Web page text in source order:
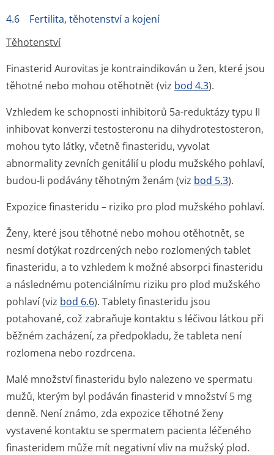
4.6 Fertilita, těhotenství a kojení
Těhotenství
Finasterid Aurovitas je kontraindikován u žen, které jsou
těhotné nebo mohou otěhotnět (viz bod 4.3).
Vzhledem ke schopnosti inhibitorů 5a-reduktázy typu II
inhibovat konverzi testosteronu na dihydrotestosteron,
mohou tyto látky, včetně finasteridu, vyvolat
abnormality zevních genitálií u plodu mužského pohlaví,
budou-li podávány těhotným ženám (viz bod 5.3).
Expozice finasteridu – riziko pro plod mužského pohlaví.
Ženy, které jsou těhotné nebo mohou otěhotnět, se
nesmí dotýkat rozdrcených nebo rozlomených tablet
finasteridu, a to vzhledem k možné absorpci finasteridu
a následnému potenciálnímu riziku pro plod mužského
pohlaví (viz bod 6.6). Tablety finasteridu jsou
potahované, což zabraňuje kontaktu s léčivou látkou při
běžném zacházení, za předpokladu, že tableta není
rozlomena nebo rozdrcena.
Malé množství finasteridu bylo nalezeno ve spermatu
mužů, kterým byl podáván finasterid v množství 5 mg
denně. Není známo, zda expozice těhotné ženy
vystavené kontaktu se spermatem pacienta léčeného
finasteridem může mít negativní vliv na mužský plod.